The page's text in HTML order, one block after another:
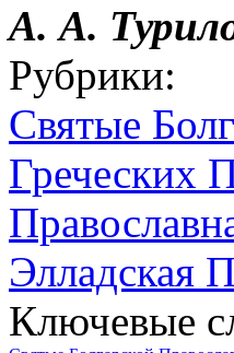
А. А.
Рубрики:
Святые
Греческих
Элладская
Ключевые